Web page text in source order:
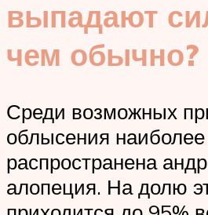
выпадают
чем обычно?
Среди возможных
облысения наиболее
распространена
алопеция. На долю